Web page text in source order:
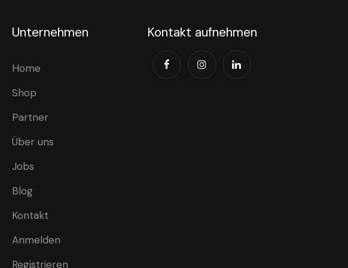
Unternehmen
Home
Shop
Partner
Über uns
Jobs
Blog
Kontakt
Anmelden
Registrieren
Kontakt aufnehmen